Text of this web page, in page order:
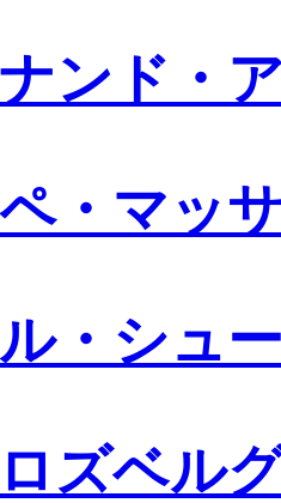
ンド・
・マッ
・シュ
ズベル